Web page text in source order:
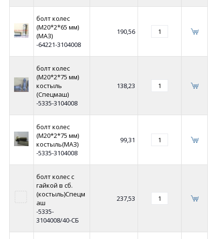
болт колес
(М20*2*65 мм)
(МАЗ)
-64221-3104008
190,56
болт колес
(М20*2*75 мм)
костыль
(Спецмаш)
-5335-3104008
138,23
болт колес
(М20*2*75 мм)
костыль(МАЗ)
-5335-3104008
99,31
болт колес с
гайкой в сб.
(костыль)Спецм
аш
-5335-
3104008/40-СБ
237,53